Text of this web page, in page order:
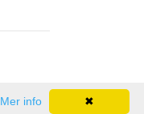
✖
Mer info